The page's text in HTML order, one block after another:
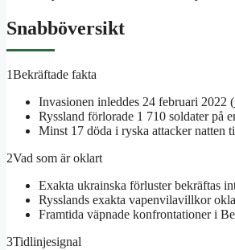
Snabböversikt
1Bekräftade fakta
Invasionen inleddes 24 februari 2022 (
Ryssland förlorade 1 710 soldater på
Minst 17 döda i ryska attacker natten
2Vad som är oklart
Exakta ukrainska förluster bekräftas
Rysslands exakta vapenvilavillkor
Framtida väpnade konfrontationer i
3Tidlinjesignal